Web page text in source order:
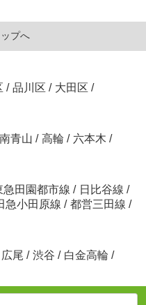
プへ
/ 品川区 / 大田区 /
南青山 / 高輪 / 六本木 /
急田園都市線 / 日比谷線 /
急小田原線 / 都営三田線 /
広尾 / 渋谷 / 白金高輪 /